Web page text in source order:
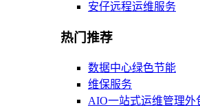
安仔远程运维服务
热门推荐
数据中心绿色节能
维保服务
AIO一站式运维管理外